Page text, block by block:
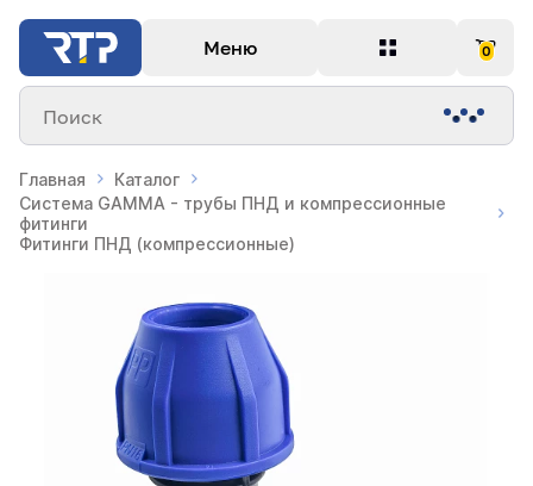
Меню 0
Поиск
Главная
Каталог
Система GAMMA - трубы ПНД и компрессионные
фитинги
Фитинги ПНД (компрессионные)